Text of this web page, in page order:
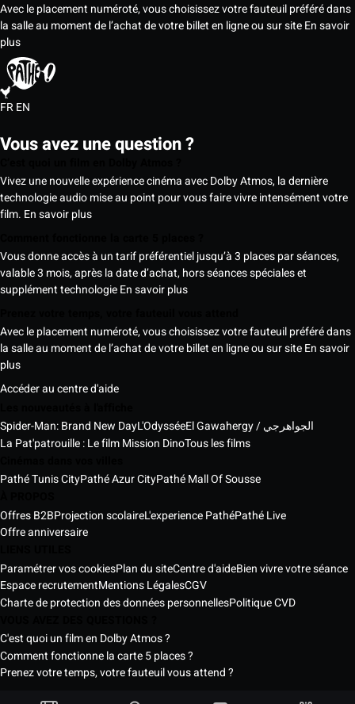
Avec le placement numéroté, vous choisissez votre fauteuil préféré dans
la salle au moment de l’achat de votre billet en ligne ou sur siteEn savoir
plus
FREN
Vous avez une question ?
Vivez une nouvelle expérience cinéma avec Dolby Atmos, la dernière
technologie audio mise au point pour vous faire vivre intensément votre
film. En savoir plus
Vous donne accès à un tarif préférentiel jusqu’à 3 places par séances,
valable 3 mois, après la date d’achat, hors séances spéciales et
supplément technologieEn savoir plus
Avec le placement numéroté, vous choisissez votre fauteuil préféré dans
la salle au moment de l’achat de votre billet en ligne ou sur siteEn savoir
plus
Accéder au centre d'aide
Spider-Man: Brand New DayL'Odyssée
El Gawahergy / الجواهرجي
La Pat'patrouille : Le film Mission DinoTous les films
Pathé Tunis CityPathé Azur CityPathé Mall Of Sousse
Offres B2BProjection scolaireL'experience PathéPathé Live
Offre anniversaire
Paramétrer vos cookiesPlan du siteCentre d'aideBien vivre votre séance
Espace recrutementMentions LégalesCGV
Charte de protection des données personnellesPolitique CVD
C'est quoi un film en Dolby Atmos ?
Comment fonctionne la carte 5 places ?
Prenez votre temps, votre fauteuil vous attend ?